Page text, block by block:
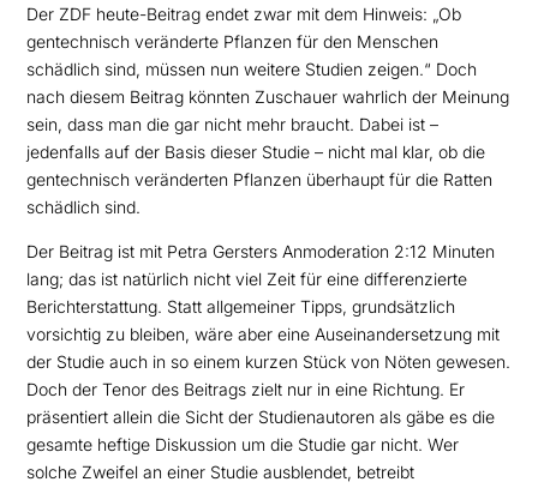
Der ZDF heute-Beitrag endet zwar mit dem Hinweis: „Ob
gentechnisch veränderte Pflanzen für den Menschen
schädlich sind, müssen nun weitere Studien zeigen.“ Doch
nach diesem Beitrag könnten Zuschauer wahrlich der Meinung
sein, dass man die gar nicht mehr braucht. Dabei ist –
jedenfallsauf der Basis dieser Studie – nicht mal klar, ob die
gentechnisch veränderten Pflanzen überhaupt fürdie Ratten
schädlich sind.
Der Beitrag ist mit Petra Gersters Anmoderation 2:12 Minuten
lang; das ist natürlich nicht viel Zeitfür eine differenzierte
Berichterstattung. Statt allgemeiner Tipps, grundsätzlich
vorsichtig zu bleiben,wäre aber eine Auseinandersetzung mit
der Studie auch in so einem kurzen Stück von Nötengewesen.
Doch der Tenor des Beitrags zielt nur in eine Richtung. Er
präsentiert allein die Sicht der Studienautoren als gäbe es die
gesamte heftige Diskussion um die Studie gar nicht. Wer
solche Zweifel an einer Studie ausblendet, betreibt